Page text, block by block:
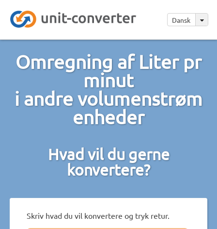
Dansk
Omregning af Liter pr
minut
i andre volumenstrøm
enheder
Hvad vil du gerne
konvertere?
Skriv hvad du vil konvertere og tryk retur.